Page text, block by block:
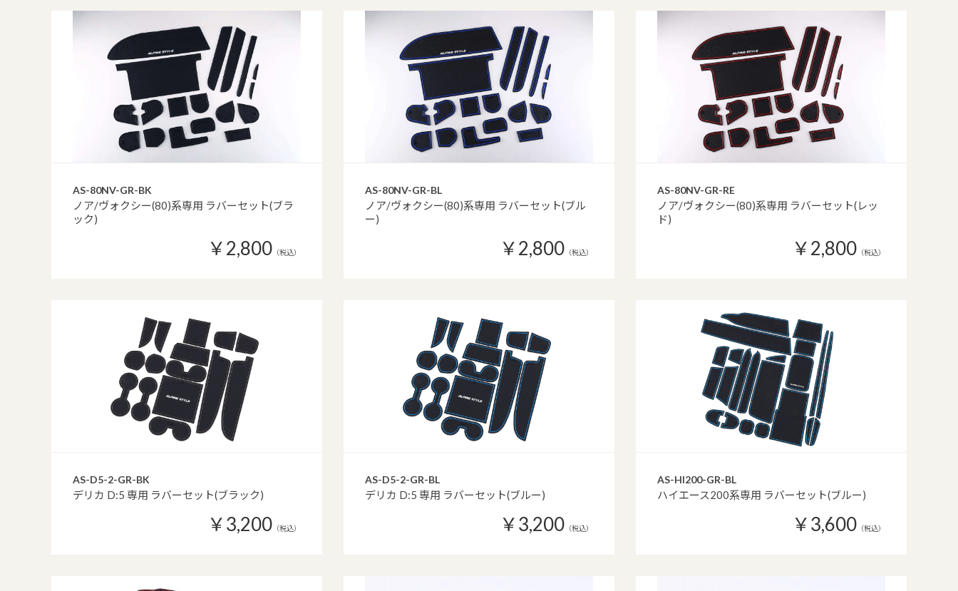
AS-80NV-GR-BK
ノア/ヴォクシー(80)系専用 ラバーセット(ブラ
ック)
￥2,800 （税込）
AS-80NV-GR-BL
ノア/ヴォクシー(80)系専用 ラバーセット(ブル
ー)
￥2,800 （税込）
AS-80NV-GR-RE
ノア/ヴォクシー(80)系専用 ラバーセット(レッ
ド)
￥2,800 （税込）
AS-D5-2-GR-BK
デリカ D:5 専用 ラバーセット(ブラック)
￥3,200 （税込）
AS-D5-2-GR-BL
デリカ D:5 専用 ラバーセット(ブルー)
￥3,200 （税込）
AS-HI200-GR-BL
ハイエース200系専用 ラバーセット(ブルー)
￥3,600 （税込）